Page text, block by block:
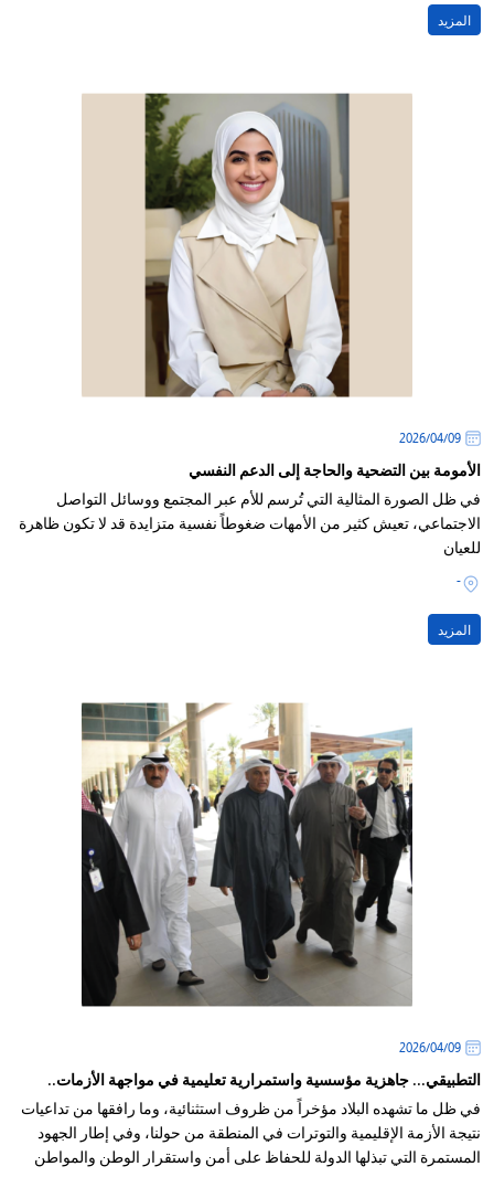
المزيد
09‏/04‏/2026
الأمومة بين التضحية والحاجة إلى الدعم النفسي
في ظل الصورة المثالية التي تُرسم للأم عبر المجتمع ووسائل التواصل
الاجتماعي، تعيش كثير من الأمهات ضغوطاً نفسية متزايدة قد لا تكون ظاهرة
للعيان
-
المزيد
09‏/04‏/2026
التطبيقي... جاهزية مؤسسية واستمرارية تعليمية في مواجهة الأزمات..
في ظل ما تشهده البلاد مؤخراً من ظروف استثنائية، وما رافقها من تداعيات
نتيجة الأزمة الإقليمية والتوترات في المنطقة من حولنا، وفي إطار الجهود
المستمرة التي تبذلها الدولة للحفاظ على أمن واستقرار الوطن والمواطن